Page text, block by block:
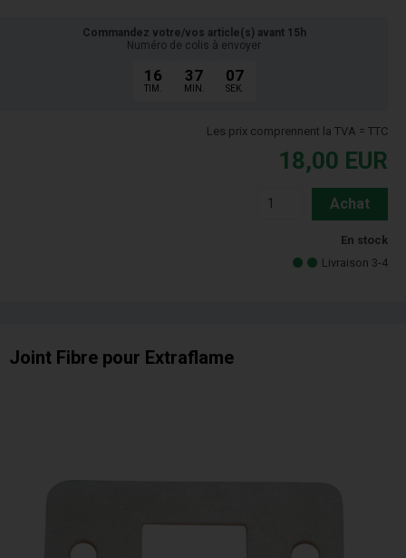
Commandez votre/vos article(s) avant 15h
Numéro de colis à envoyer
16
TIM.
37
MIN.
06
SEK.
Les prix comprennent la TVA = TTC
18,00 EUR
Achat
En stock
Livraison 3-4
Joint Fibre pour Extraflame